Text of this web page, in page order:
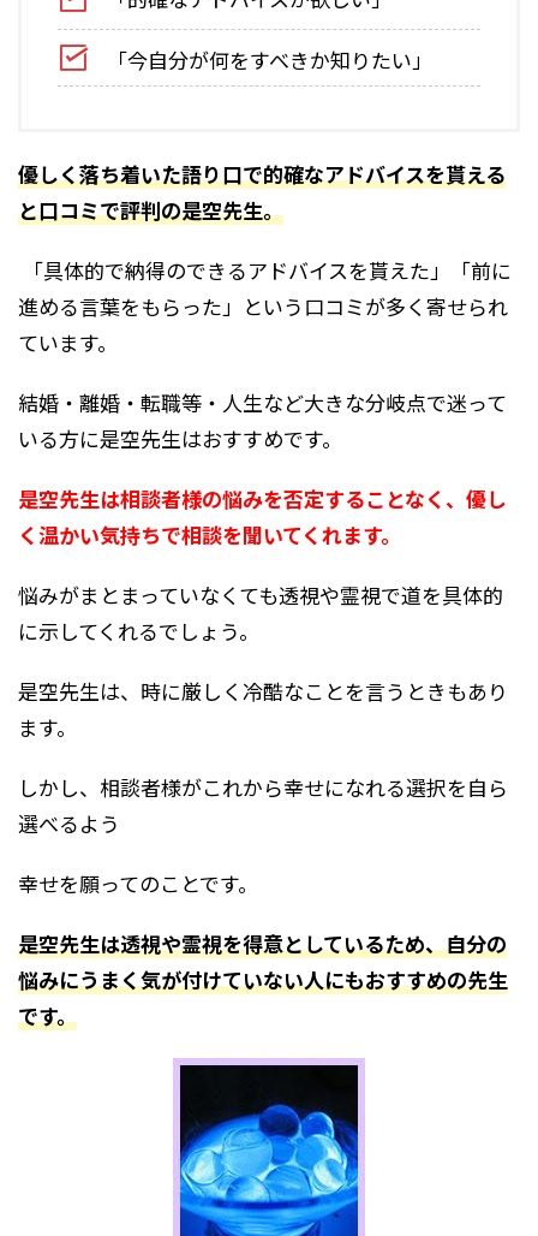
「今自分が何をすべきか知りたい」
優しく落ち着いた語り口で的確なアドバイスを貰える
と口コミで評判の是空先生。
「具体的で納得のできるアドバイスを貰えた」「前に
進める言葉をもらった」という口コミが多く寄せられ
ています。
結婚・離婚・転職等・人生など大きな分岐点で迷って
いる方に是空先生はおすすめです。
是空先生は相談者様の悩みを否定することなく、優し
く温かい気持ちで相談を聞いてくれます。
悩みがまとまっていなくても透視や霊視で道を具体的
に示してくれるでしょう。
是空先生は、時に厳しく冷酷なことを言うときもあり
ます。
しかし、相談者様がこれから幸せになれる選択を自ら
選べるよう
幸せを願ってのことです。
是空先生は透視や霊視を得意としているため、自分の
悩みにうまく気が付けていない人にもおすすめの先生
です。